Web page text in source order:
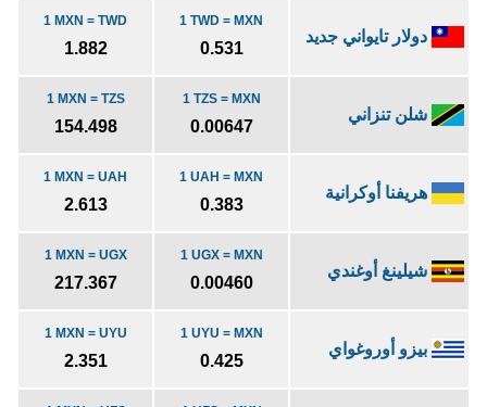
دولار تايواني جديد
1 TWD = MXN
0.531
1 MXN = TWD
1.882
شلن تنزاني
1 TZS = MXN
0.00647
1 MXN = TZS
154.498
هريفنا أوكرانية
1 UAH = MXN
0.383
1 MXN = UAH
2.613
شيلينغ أوغندي
1 UGX = MXN
0.00460
1 MXN = UGX
217.367
بيزو أوروغواي
1 UYU = MXN
0.425
1 MXN = UYU
2.351